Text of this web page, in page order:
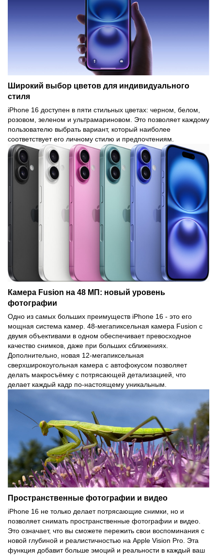
Широкий выбор цветов для индивидуального
стиля
iPhone 16 доступен в пяти стильных цветах: черном, белом,
розовом, зеленом и ультрамариновом. Это позволяет каждому
пользователю выбрать вариант, который наиболее
соответствует его личному стилю и предпочтениям.
Камера Fusion на 48 МП: новый уровень
фотографии
Одно из самых больших преимуществ iPhone 16 - это его
мощная система камер. 48-мегапиксельная камера Fusion с
двумя объективами в одном обеспечивает превосходное
качество снимков, даже при больших сближениях.
Дополнительно, новая 12-мегапиксельная
сверхширокоугольная камера с автофокусом позволяет
делать макросъёмку с потрясающей детализацией, что
делает каждый кадр по-настоящему уникальным.
Пространственные фотографии и видео
iPhone 16 не только делает потрясающие снимки, но и
позволяет снимать пространственные фотографии и видео.
Это означает, что вы сможете пережить свои воспоминания с
новой глубиной и реалистичностью на Apple Vision Pro. Эта
функция добавит больше эмоций и реальности в каждый ваш